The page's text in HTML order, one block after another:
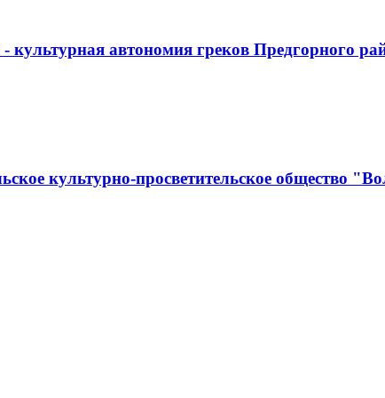
автономия греков Предгорного
культурно-просветительское общество